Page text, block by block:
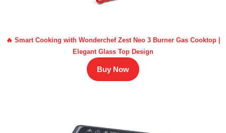
🔥 Smart Cooking with Wonderchef Zest Neo 3 Burner Gas Cooktop |
Elegant Glass Top Design
Buy Now